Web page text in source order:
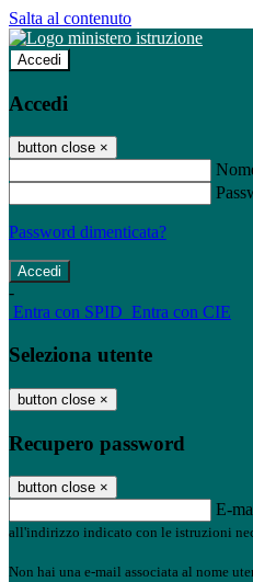
Salta al contenuto
Accedi
Accedi
button close ×
Password dimenticata?
-
Entra con SPID Entra con CIE
Seleziona utente
button close ×
Recupero password
button close ×
E-
all'indirizzo indicato con le istruzioni
Non hai una e-mail associata al nome